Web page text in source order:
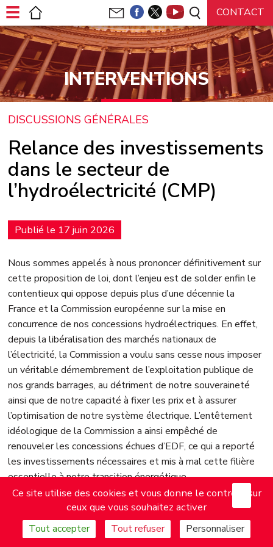
INTERVENTIONS
DISCUSSIONS GÉNÉRALES
Relance des investissements
dans le secteur de
l’hydroélectricité (CMP)
Publié le 17 juin 2026
Nous sommes appelés à nous prononcer définitivement sur
cette proposition de loi, dont l’enjeu est de solder enfin le
contentieux qui oppose depuis plus d’une décennie la
France et la Commission européenne sur la mise en
concurrence de nos concessions hydroélectriques. En effet,
depuis la libéralisation des marchés nationaux de
l’électricité, la Commission a voulu sans cesse nous imposer
un véritable démembrement de l’exploitation publique de
nos grands barrages, au détriment de notre souveraineté
ainsi que de notre capacité à fixer les prix et à assurer
l’optimisation de notre système électrique. L’entêtement
idéologique de la Commission a ainsi empêché de
renouveler les concessions échues d’EDF, ce qui a reporté
les investissements nécessaires et mis à mal cette filière
essentielle à notre transition énergétique.
Le texte qui nous est proposé résulte effectivement d’un
compromis. Or, comme tout compromis, il n’est pas exempt
d’insuffisances et suscite des inquiétudes, puisqu’il reprend
à son compte le schéma en trois volets qui figure dans
Panneau de gestion des cookies
Ce site utilise des cookies et vous donne le contrôle sur
ceux que vous souhaitez activer
Tout accepter Tout refuser Personnaliser